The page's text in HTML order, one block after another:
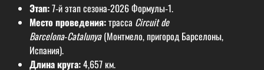
Этап:7‑й этап сезона‑2026 Формулы‑1.
Место проведения:трасса Circuit de
Barcelona‑Catalunya(Монтмело, пригород Барселоны,
Испания).
Длина круга:4,657 км.